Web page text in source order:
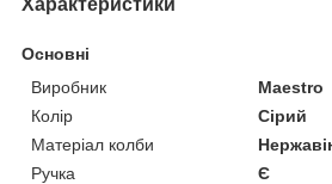
Основні
Виробник
Maestro
Колір
Сірий
Матеріал колби
Ручка
Є